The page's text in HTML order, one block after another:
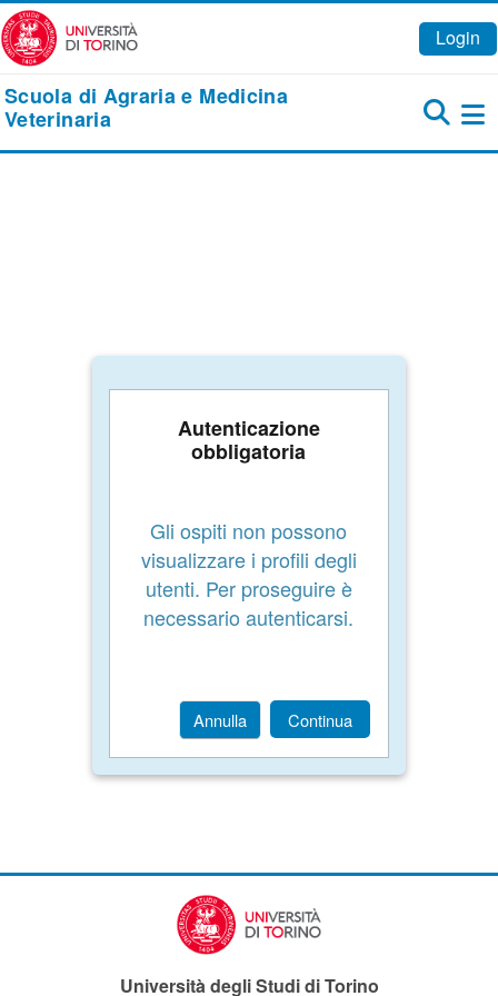
Vai al contenuto principale
Login
Scuola di Agraria e Medicina
Veterinaria
Autenticazione
obbligatoria
Gli ospiti non possono
visualizzare i profili degli
utenti. Per proseguire è
necessario autenticarsi.
Annulla Continua
Università degli Studi di Torino